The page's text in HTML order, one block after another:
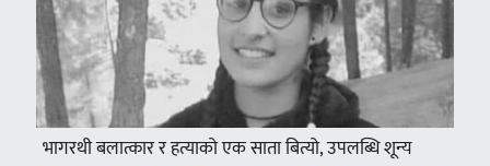
भागरथी बलात्कार र हत्याको एक साता बित्यो, उपलब्धि शून्य